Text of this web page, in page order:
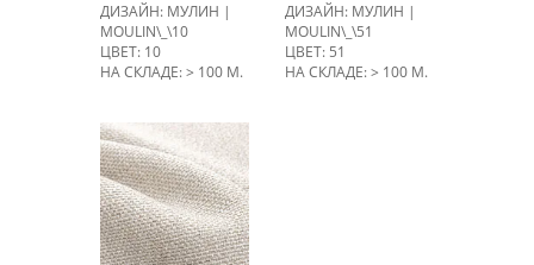
ДИЗАЙН: МУЛИН |
MOULIN\_\10
ЦВЕТ: 10
НА СКЛАДЕ: > 100 М.
ДИЗАЙН: МУЛИН |
MOULIN\_\51
ЦВЕТ: 51
НА СКЛАДЕ: > 100 М.